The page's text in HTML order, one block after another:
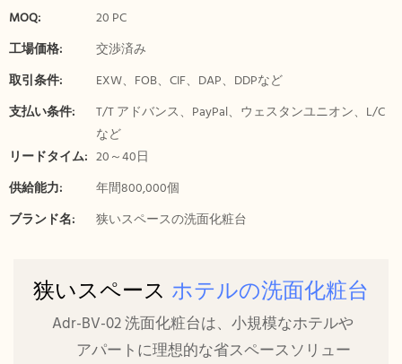
MOQ:
20 PC
工場価格:
交渉済み
取引条件:
EXW、FOB、CIF、DAP、DDPなど
支払い条件:
T/T アドバンス、PayPal、ウェスタンユニオン、L/C
など
リードタイム: 20～40日
供給能力:
年間800,000個
ブランド名:
狭いスペースの洗面化粧台
狭いスペース ホテルの洗面化粧台
Adr-BV-02 洗面化粧台は、小規模なホテルや
アパートに理想的な省スペースソリュー